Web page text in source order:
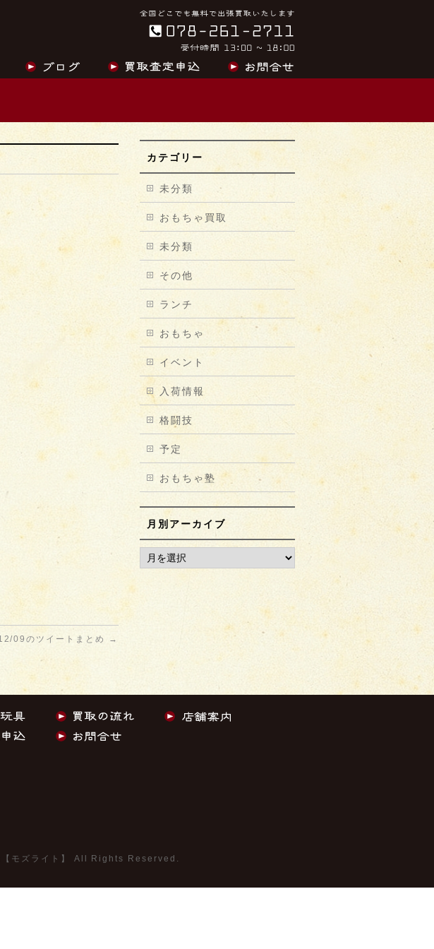
09のツイートまとめ →
カテゴリー
未分類
おもちゃ買取
未分類
その他
ランチ
おもちゃ
イベント
入荷情報
格闘技
予定
おもちゃ塾
月別アーカイブ
モズライト】 All Rights Reserved.